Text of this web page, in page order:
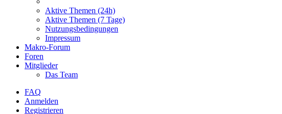
Aktive Themen (24h)
Aktive Themen (7 Tage)
Nutzungsbedingungen
Impressum
Makro-Forum
Foren
Mitglieder
Das Team
FAQ
Anmelden
Registrieren